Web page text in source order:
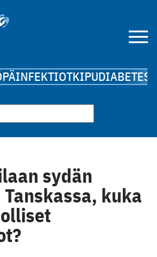
INFEKTIOTKIPUDIABETES
sydän
kuka